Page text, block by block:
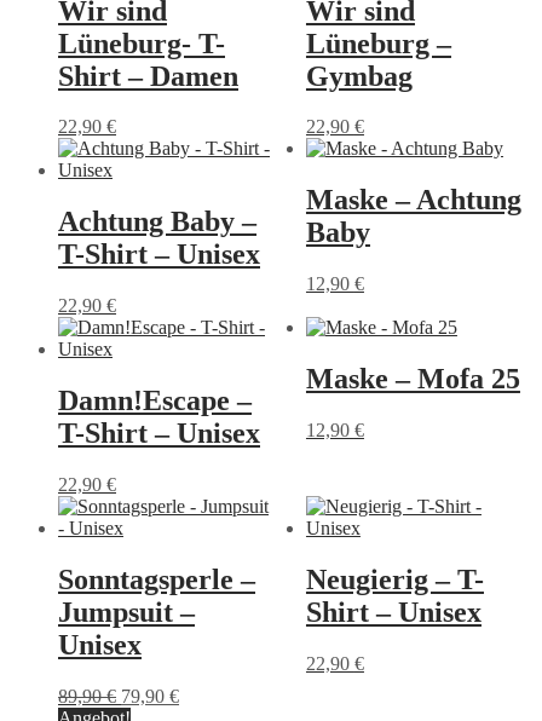
werden
Varianten
auf.
Die
Optionen
auf
der
Produktseite
werden
Varianten
auf.
Die
Optionen
auf
der
gewählt
werden
Wir sind
Lüneburg- T-
Shirt – Damen
22,90 €
Dieses
Produkt
mehrere
Varianten
auf.
Optionen
können
auf
der
Produktseite
gewählt
werden
Wir sind
Lüneburg –
Gymbag
22,90 €
Achtung Baby –
T-Shirt – Unisex
22,90 €
Dieses
Produkt
mehrere
Varianten
auf.
Optionen
können
auf
der
Produktseite
gewählt
werden
Maske – Achtung
Baby
12,90 €
Damn!Escape –
T-Shirt – Unisex
22,90 €
Dieses
Produkt
mehrere
Varianten
auf.
Die
Optionen
auf
Maske – Mofa 25
12,90 €
Sonntagsperle –
Jumpsuit –
Unisex
89,90€ Ursprünglicher
Preis
79,90 €Aktueller
Neugierig – T-
Shirt – Unisex
22,90 €